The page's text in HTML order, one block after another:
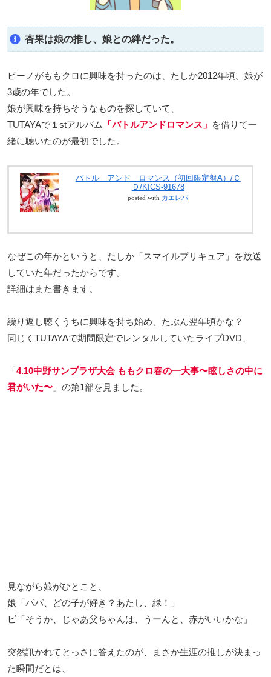
杏果は娘の推し、娘との絆だった。
ビーノがももクロに興味を持ったのは、たしか2012年頃。娘が
3歳の年でした。
娘が興味を持ちそうなものを探していて、
TUTAYAで１stアルバム
「バトルアンドロマンス」 を借りて一
緒に聴いたのが最初でした。
バトル アンド ロマンス（初回限定盤A）/Ｃ
Ｄ/KICS-91678
posted with カエレバ
なぜこの年かというと、たしか「スマイルプリキュア」を放送
していた年だったからです。
詳細はまた書きます。
繰り返し聴くうちに興味を持ち始め、たぶん翌年頃かな？
同じくTUTAYAで期間限定でレンタルしていたライブDVD、
「4.10中野サンプラザ大会 ももクロ春の一大事〜眩しさの中に
君がいた〜 」の第1部を見ました。
見ながら娘がひとこと、
娘「パパ、どの子が好き？あたし、緑！」
ビ「そうか、じゃあ父ちゃんは、うーんと、赤がいいかな」
突然訊かれてとっさに答えたのが、まさか生涯の推しが決まっ
た瞬間だとは、